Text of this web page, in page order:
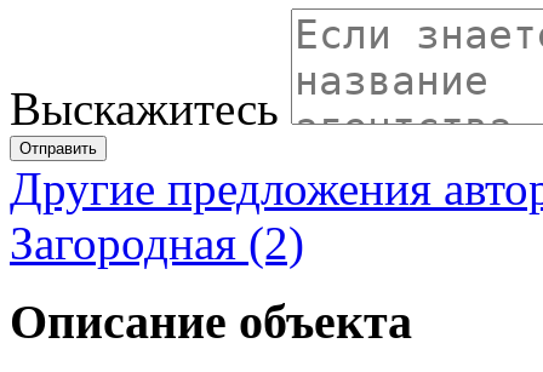
Выскажитесь
Отправить
Другие предложения
Загородная (2)
Описание объекта